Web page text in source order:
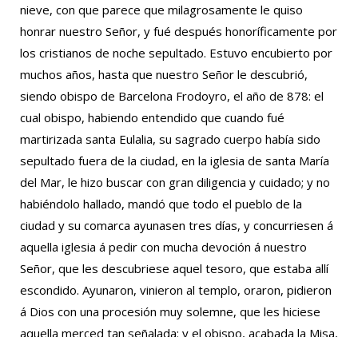
nieve, con que parece que milagrosamente le quiso
honrar nuestro Señor, y fué después honoríficamente por
los cristianos de noche sepultado. Estuvo encubierto por
muchos años, hasta que nuestro Señor le descubrió,
siendo obispo de Barcelona Frodoyro, el año de 878: el
cual obispo, habiendo entendido que cuando fué
martirizada santa Eulalia, su sagrado cuerpo había sido
sepultado fuera de la ciudad, en la iglesia de santa María
del Mar, le hizo buscar con gran diligencia y cuidado; y no
habiéndolo hallado, mandó que todo el pueblo de la
ciudad y su comarca ayunasen tres días, y concurriesen á
aquella iglesia á pedir con mucha devoción á nuestro
Señor, que les descubriese aquel tesoro, que estaba allí
escondido. Ayunaron, vinieron al templo, oraron, pidieron
á Dios con una procesión muy solemne, que les hiciese
aquella merced tan señalada: y el obispo, acabada la Misa,